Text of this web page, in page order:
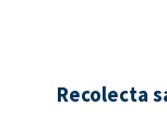
Recolecta